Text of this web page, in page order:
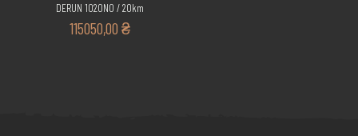
DERUN 1020NO / 20km
115050,00 ₴